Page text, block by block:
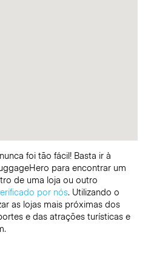
foi tão fácil! Basta ir à
para encontrar um
de uma loja ou outro
por nós. Utilizando o
as lojas mais próximas dos
e das atrações turísticas e